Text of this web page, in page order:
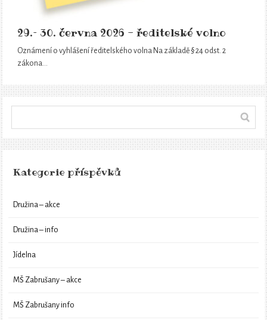
29.– 30. června 2026 - ředitelské volno
Oznámení o vyhlášení ředitelského volna Na základě § 24 odst. 2
zákona…
Kategorie příspěvků
Družina – akce
Družina – info
Jídelna
MŠ Zabrušany – akce
MŠ Zabrušany info